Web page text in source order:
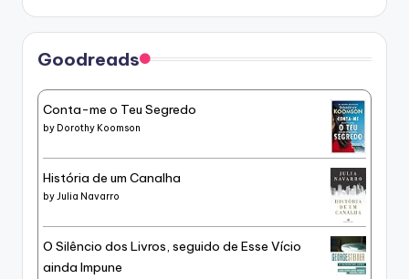
Goodreads
Conta-me o Teu Segredo
by Dorothy Koomson
História de um Canalha
byJulia Navarro
O Silêncio dos Livros, seguido de Esse Vício
ainda Impune